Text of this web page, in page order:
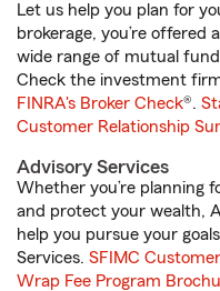
Let us help you plan for
brokerage, you’re
wide range of mutual
Check the investment
FINRA's Broker Check®.
Customer Relationship
Advisory Services
Whether you’re planning
and protect your wealth,
help you pursue your
Services. SFIMC
Wrap Fee Program